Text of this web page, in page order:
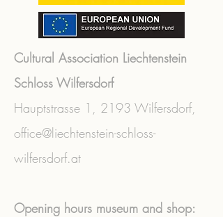
Cultural Association Liechtenstein
Schloss Wilfersdorf
Hauptstrasse 1, 2193 Wilfersdorf,
office@liechtenstein-schloss-
wilfersdorf.at
Opening hours museum and shop: